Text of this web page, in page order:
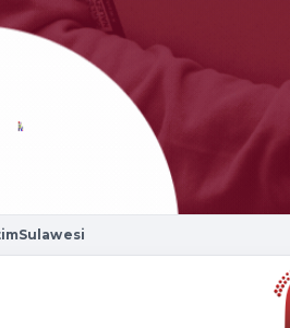
Sulawesi